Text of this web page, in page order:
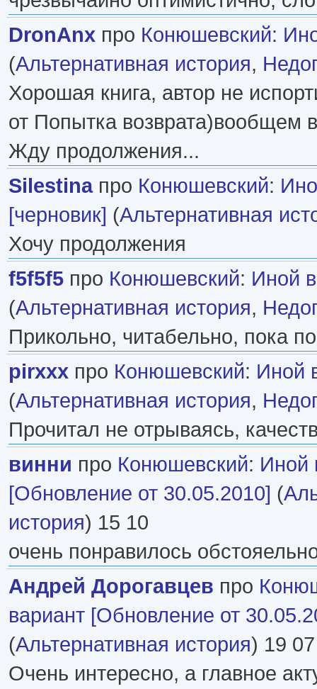
DronAnx про Конюшевский:
(Альтернативная история,
Хорошая книга, автор не
от Попытка возврата)вообщем
Жду продолжения...
Silestinaпро Конюшевский:
[черновик] (Альтернативная
Хочу продолжения
f5f5f5 про Конюшевский: Иной
(Альтернативная история,
Прикольно, читабельно, пока
pirxxx про Конюшевский: Иной
(Альтернативная история,
Прочитал не отрываясь,
винни про Конюшевский: Иной
[Обновление от 30.05.2010] (
история) 15 10
очень понравилось
Андрей Дорогавцев про
вариант [Обновление от
(Альтернативная история) 19 07
Очень интересно, а главное